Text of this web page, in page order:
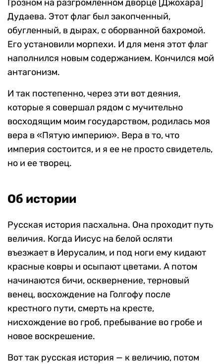
Грозном на разгромленном дворце [Джохара]
Дудаева. Этот флаг был закопченный,
обугленный, в дырах, с оборванной бахромой.
Его установили морпехи. И для меня этот флаг
наполнился новым содержанием. Кончился мой
антагонизм.
И так постепенно, через эти вот деяния,
которые я совершал рядом с мучительно
восходящим моим государством, родилась моя
вера в «Пятую империю». Вера в то, что
империя состоится, и я ее не просто свидетель,
но и ее творец.
Об истории
Русская история пасхальна. Она проходит путь
величия. Когда Иисус на белой осляти
въезжает в Иерусалим, и под ноги ему кидают
красные ковры и осыпают цветами. А потом
начинаются бичи, осквернение, терновый
венец, восхождение на Голгофу после
крестного пути, смерть на кресте,
нисхождение во гроб, пребывание во гробе и
новое воскрешение.
Вот так русская история — к величию, потом